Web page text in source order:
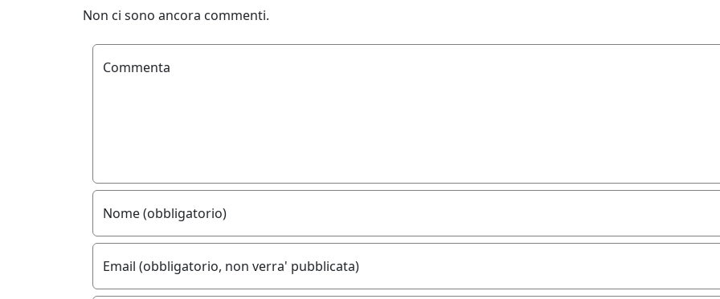
Non ci sono ancora commenti.
Commenta
Nome (obbligatorio)
Email (obbligatorio, non verra' pubblicata)